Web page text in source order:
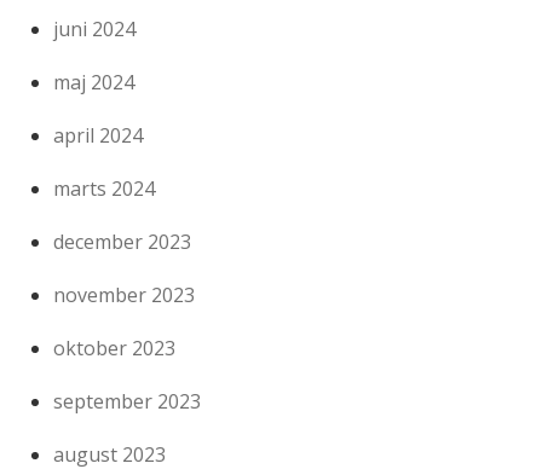
juni 2024
maj 2024
april 2024
marts 2024
december 2023
november 2023
oktober 2023
september 2023
august 2023